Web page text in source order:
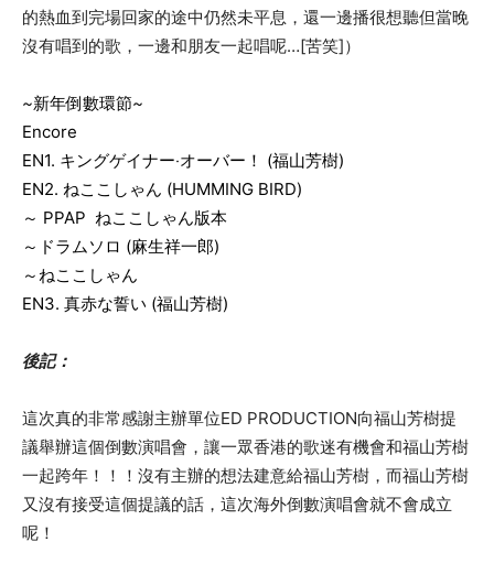
的熱血到完場回家的途中仍然未平息，還一邊播很想聽但當晚
沒有唱到的歌，一邊和朋友一起唱呢…[苦笑]）
~新年倒數環節~
Encore
EN1. キングゲイナー‧オーバー！ (福山芳樹)
EN2. ねここしゃん (HUMMING BIRD)
～ PPAP ねここしゃん版本
～ ドラムソロ (麻生祥一郎)
～ ねここしゃん
EN3. 真赤な誓い (福山芳樹)
後記：
這次真的非常感謝主辦單位ED PRODUCTION向福山芳樹提
議舉辦這個倒數演唱會，讓一眾香港的歌迷有機會和福山芳樹
一起跨年！！！沒有主辦的想法建意給福山芳樹，而福山芳樹
又沒有接受這個提議的話，這次海外倒數演唱會就不會成立
呢！